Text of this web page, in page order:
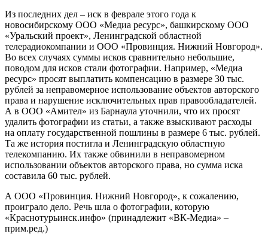
Из последних дел – иск в феврале этого года к
новосибирскому ООО «Медиа ресурс», башкирскому ООО
«Уральский проект», Ленинградской областной
телерадиокомпании и ООО «Провинция. Нижний Новгород».
Во всех случаях суммы исков сравнительно небольшие,
поводом для исков стали фотографии. Например, «Медиа
ресурс» просят выплатить компенсацию в размере 30 тыс.
рублей за неправомерное использование объектов авторского
права и нарушение исключительных прав правообладателей.
А в ООО «Амител» из Барнаула уточнили, что их просят
удалить фотографии из статьи, а также взыскивают расходы
на оплату государственной пошлины в размере 6 тыс. рублей.
Та же история постигла и Ленинградскую областную
телекомпанию. Их также обвинили в неправомерном
использовании объектов авторского права, но сумма иска
составила 60 тыс. рублей.
А ООО «Провинция. Нижний Новгород», к сожалению,
проиграло дело. Речь шла о фотографии, которую
«Краснотурьинск.инфо» (принадлежит «ВК-Медиа» –
прим.ред.)